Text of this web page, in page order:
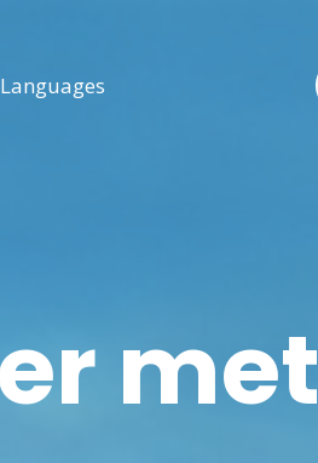
Languages
met